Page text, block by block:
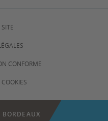
CONFORME